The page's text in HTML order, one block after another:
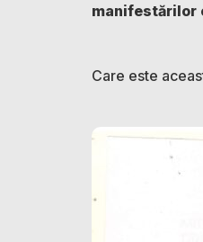
manifestărilor
Care este